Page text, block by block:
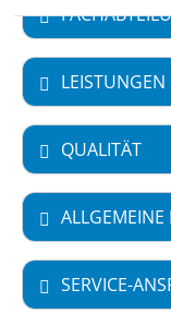
LEISTUNGEN
QUALITÄT
SERVICE-